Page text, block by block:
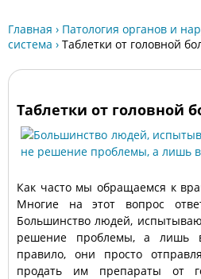
Главная › Патология органов и
система › Таблетки от головной
Таблетки от головной
Как часто мы обращаемся к
Многие на этот вопрос
Большинство людей,
решение проблемы, а лишь
правило, они просто
продать им препараты от